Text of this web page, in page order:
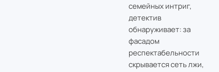
семейных интриг,
детектив
обнаруживает: за
фасадом
респектабельности
скрывается сеть лжи,